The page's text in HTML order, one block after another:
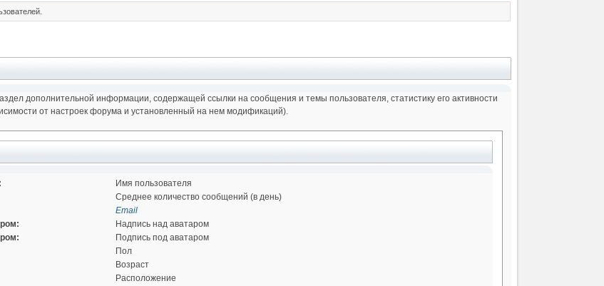
дополнительной информации, содержащей ссылки на сообщения и темы пользователя, статистику его активности
от настроек форума и установленный на нем модификаций).
Имя пользователя
Среднее количество сообщений (в день)
Email
Надпись над аватаром
Подпись под аватаром
Пол
Возраст
Расположение